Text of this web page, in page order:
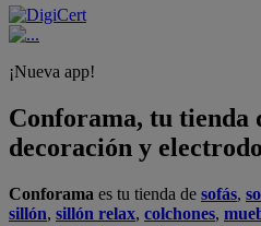
¡Nueva app!
Conforama, tu tienda
decoración y
Conforama es tu tienda de sofás,
sillón, sillón relax, colchones,